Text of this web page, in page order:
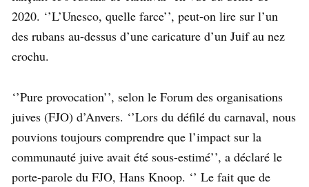
2020. ‘’L’Unesco, quelle farce’’, peut-on lire sur l’un
des rubans au-dessus d’une caricature d’un Juif au nez
crochu.
‘’Pure provocation’’, selon le Forum des organisations
juives (FJO) d’Anvers. ‘’Lors du défilé du carnaval, nous
pouvions toujours comprendre que l’impact sur la
communauté juive avait été sous-estimé’’, a déclaré le
porte-parole du FJO, Hans Knoop. ‘’ Le fait que de